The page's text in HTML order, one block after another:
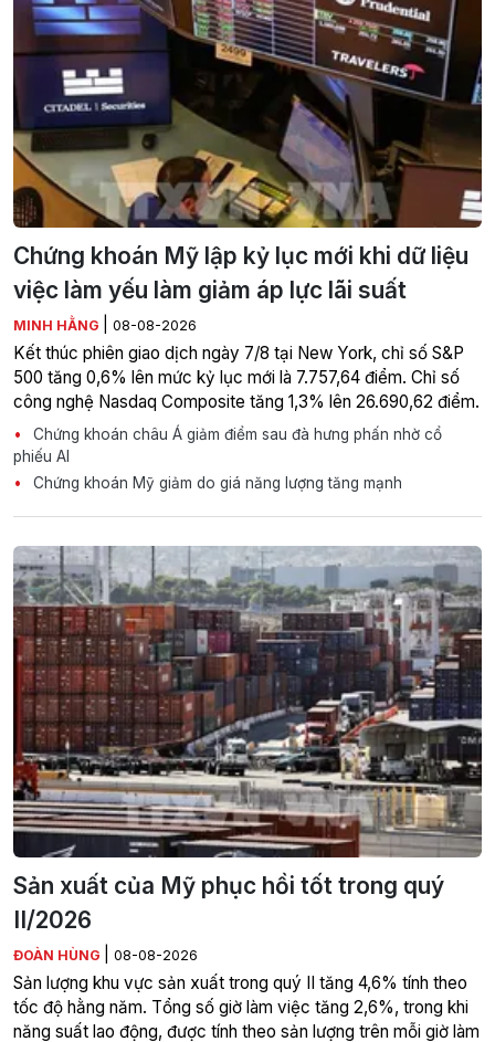
Chứng khoán Mỹ lập kỷ lục mới khi dữ liệu
việc làm yếu làm giảm áp lực lãi suất
MINH HẰNG 08-08-2026
Kết thúc phiên giao dịch ngày 7/8 tại New York, chỉ số S&P
500 tăng 0,6% lên mức kỷ lục mới là 7.757,64 điểm. Chỉ số
công nghệ Nasdaq Composite tăng 1,3% lên 26.690,62 điểm.
Chứng khoán châu Á giảm điểm sau đà hưng phấn nhờ cổ
phiếu AI
Chứng khoán Mỹ giảm do giá năng lượng tăng mạnh
Sản xuất của Mỹ phục hồi tốt trong quý
II/2026
ĐOÀN HÙNG 08-08-2026
Sản lượng khu vực sản xuất trong quý II tăng 4,6% tính theo
tốc độ hằng năm. Tổng số giờ làm việc tăng 2,6%, trong khi
năng suất lao động, được tính theo sản lượng trên mỗi giờ làm